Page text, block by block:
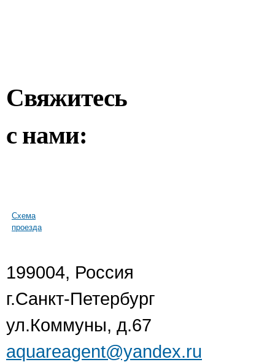
Свяжитесь
с нами:
Схема
проезда
199004, Россия
г.Санкт-Петербург
ул.Коммуны, д.67
aquareagent@yandex.ru